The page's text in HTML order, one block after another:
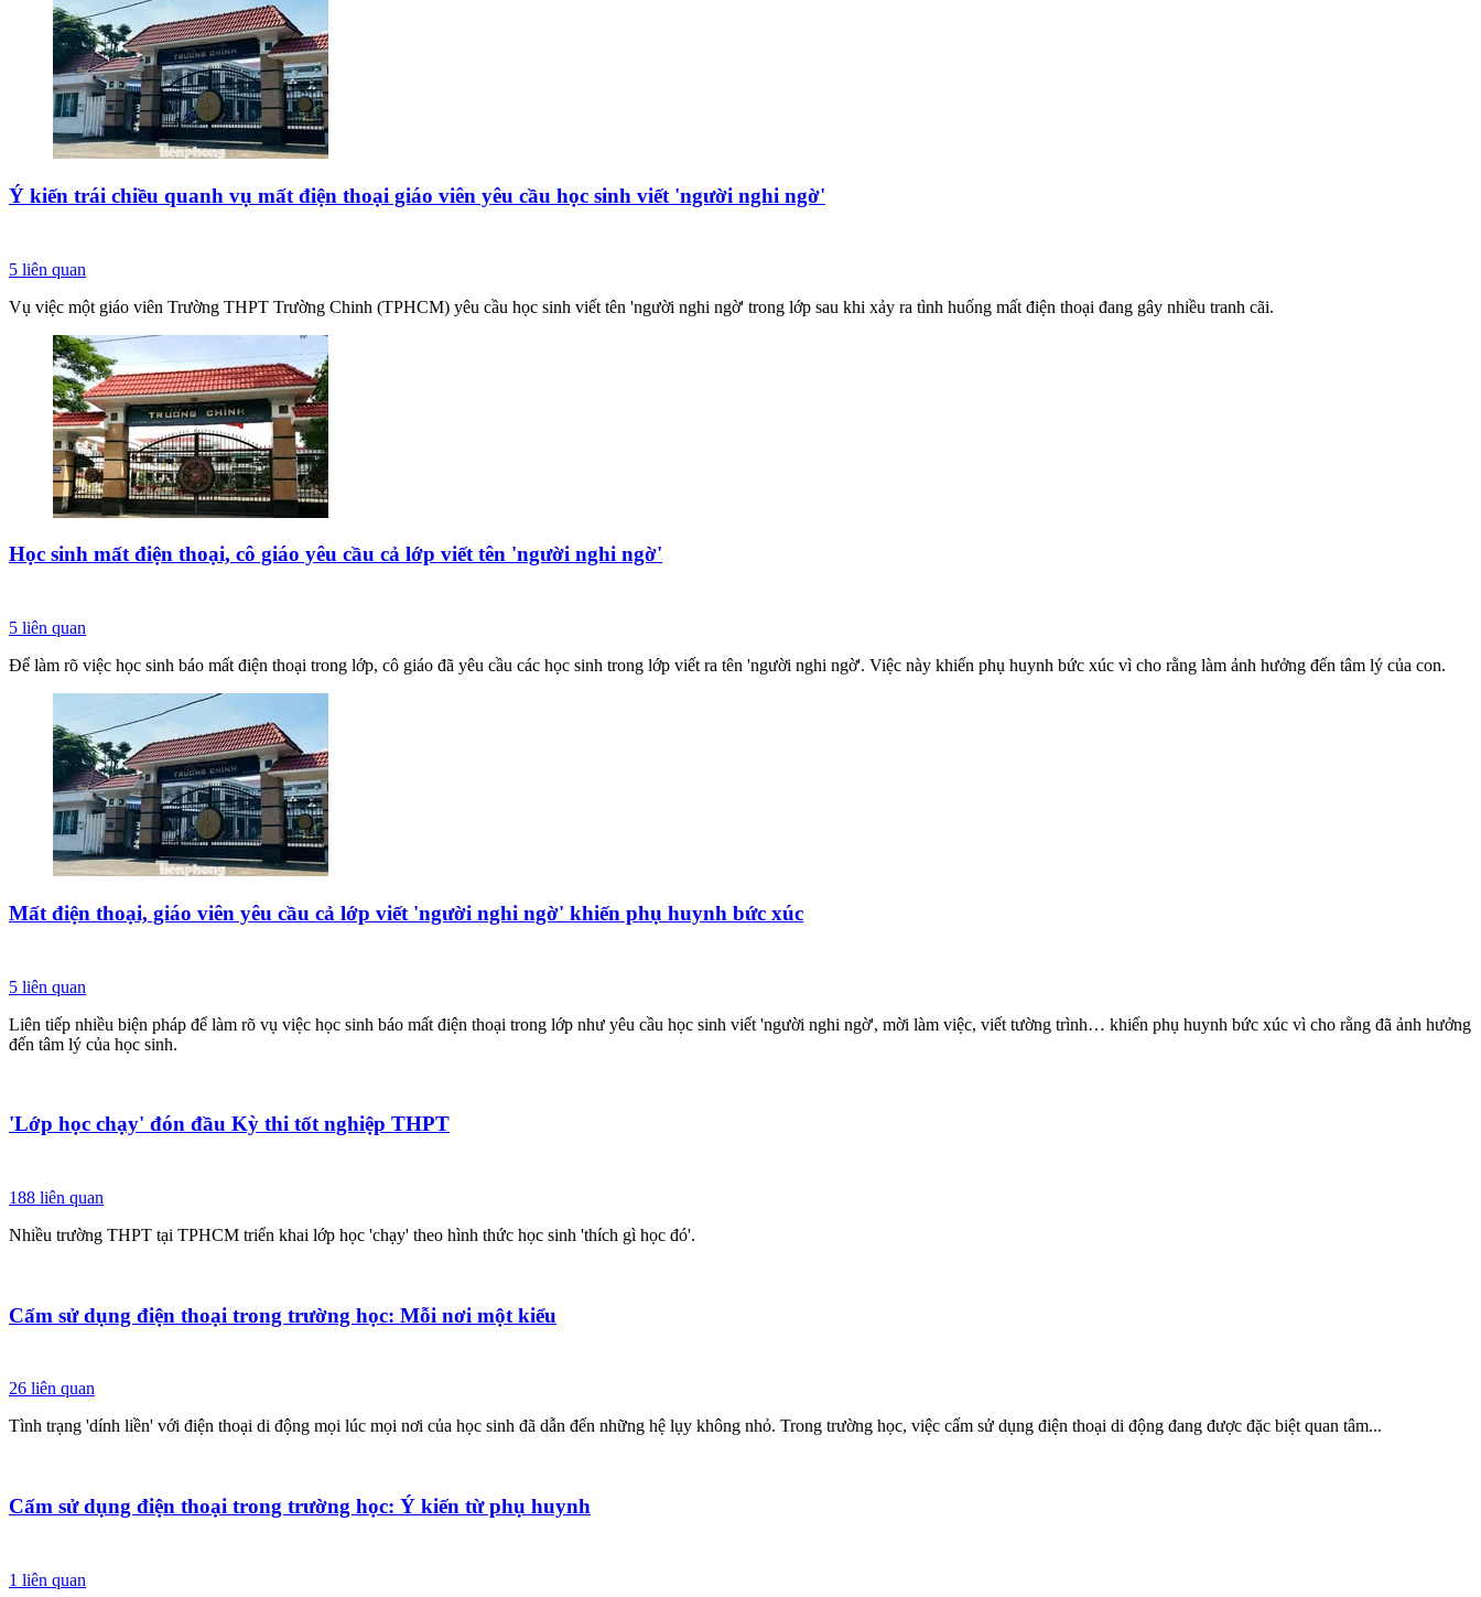
Ý kiến trái chiều quanh vụ mất điện thoại giáo viên yêu cầu học sinh viết 'người nghi ngờ'
5 liên quan
Vụ việc một giáo viên Trường THPT Trường Chinh (TPHCM) yêu cầu học sinh viết tên 'người nghi ngờ' trong lớp sau khi xảy ra tình huống mất điện thoại đang gây nhiều tranh cãi.
Học sinh mất điện thoại, cô giáo yêu cầu cả lớp viết tên 'người nghi ngờ'
5 liên quan
Để làm rõ việc học sinh báo mất điện thoại trong lớp, cô giáo đã yêu cầu các học sinh trong lớp viết ra tên 'người nghi ngờ'. Việc này khiến phụ huynh bức xúc vì cho rằng làm ảnh hưởng đến tâm lý của con.
Mất điện thoại, giáo viên yêu cầu cả lớp viết 'người nghi ngờ' khiến phụ huynh bức xúc
5 liên quan
Liên tiếp nhiều biện pháp để làm rõ vụ việc học sinh báo mất điện thoại trong lớp như yêu cầu học sinh viết 'người nghi ngờ', mời làm việc, viết tường trình… khiến phụ huynh bức xúc vì cho rằng đã ảnh hưởng
đến tâm lý của học sinh.
'Lớp học chạy' đón đầu Kỳ thi tốt nghiệp THPT
188 liên quan
Nhiều trường THPT tại TPHCM triển khai lớp học 'chạy' theo hình thức học sinh 'thích gì học đó'.
Cấm sử dụng điện thoại trong trường học: Mỗi nơi một kiểu
26 liên quan
Tình trạng 'dính liền' với điện thoại di động mọi lúc mọi nơi của học sinh đã dẫn đến những hệ lụy không nhỏ. Trong trường học, việc cấm sử dụng điện thoại di động đang được đặc biệt quan tâm...
Cấm sử dụng điện thoại trong trường học: Ý kiến từ phụ huynh
1 liên quan